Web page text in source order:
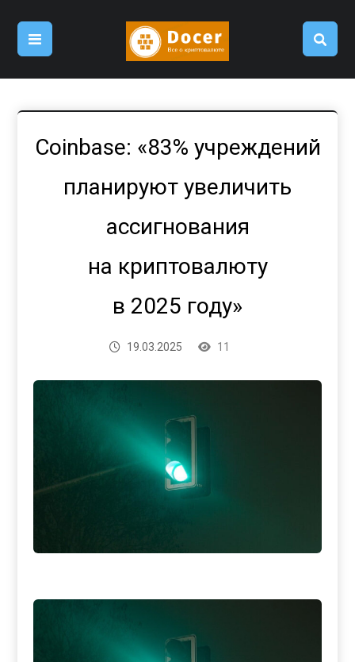
Coinbase: «83% учреждений
планируют увеличить
ассигнования
на криптовалюту
в 2025 году»
19.03.2025 11